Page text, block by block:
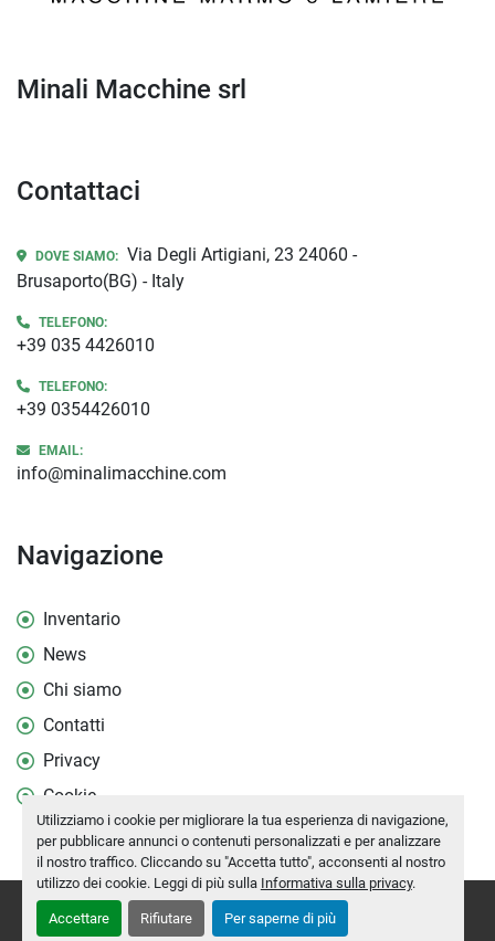
Utilizziamo i cookie per migliorare la tua esperienza di navigazione,
per pubblicare annunci o contenuti personalizzati e per analizzare
il nostro traffico. Cliccando su "Accetta tutto", acconsenti al nostro
utilizzo dei cookie. Leggi di più sulla Informativa sulla privacy.
Accettare Rifiutare Per saperne di più
Minali Macchine srl
Contattaci
DOVE SIAMO: Via Degli Artigiani, 23 24060 -
Brusaporto(BG) - Italy
TELEFONO:
+39 035 4426010
TELEFONO:
+39 0354426010
EMAIL:
info@minalimacchine.com
Navigazione
Inventario
News
Chi siamo
Contatti
Privacy
Cookie
Personalizza le preferenze sui Cookies